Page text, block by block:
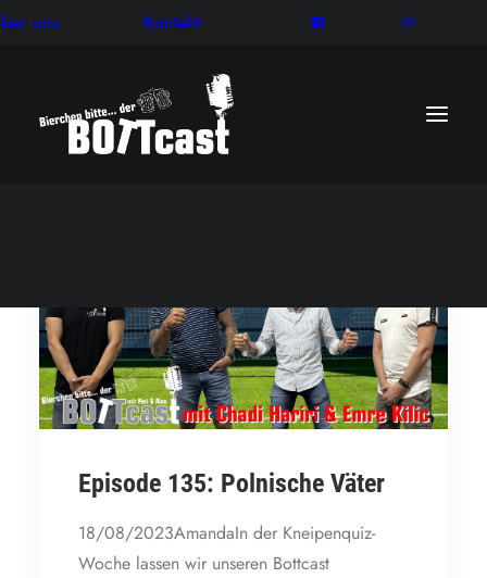
uns Kontakt
Episode 135: Polnische Väter
18/08/2023AmandaIn der Kneipenquiz-
Woche lassen wir unseren Bottcast